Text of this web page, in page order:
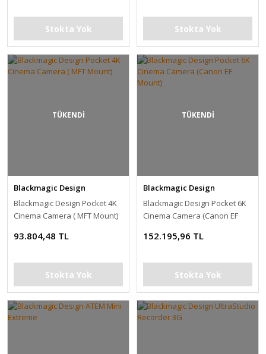
Stokta Yok Stokta Yok
TÜKENDİ
Blackmagic Design
Blackmagic Design Pocket 4K
Cinema Camera ( MFT Mount)
93.804,48 TL
Stokta Yok
TÜKENDİ
Blackmagic Design
Blackmagic Design Pocket 6K
Cinema Camera (Canon EF
152.195,96 TL
Stokta Yok